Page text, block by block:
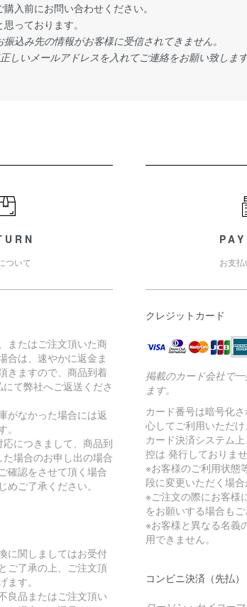
入前にお問い合わせください。
っております。
込み先の情報がお客様に受信されてきません。
いメールアドレスを入れてご連絡をお願い致します
ついて
またはご注文頂いた商
合は、速やかに返金ま
きますので、商品到着
て弊社へご返送くださ
がなかった場合には返
につきまして、商品到
場合のお申し出の場合
確認をさせて頂く場合
めご了承ください。
に関しましてはお受付
ご了承の上、ご注文頂
ます。
良品またはご注文頂い
お支
クレジットカード
掲載のカード会社で
ます。
カード番号は暗号化
心してご利用いただけ
カード決済システム
控は 発行しておりませ
※お客様のご利用状態
段に変更いただく場合
※ご注文の際にお客様
をお願いする場合もご
※お客様と異なる名義
用できません。
コンビニ決済（先払）